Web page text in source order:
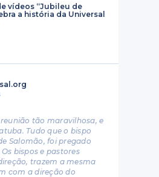
vídeos “Jubileu de
a história da Universal
tão maravilhosa, e
Tudo que o bispo
Salomão, foi pregado
bispos e pastores
trazem a mesma
com a direção do